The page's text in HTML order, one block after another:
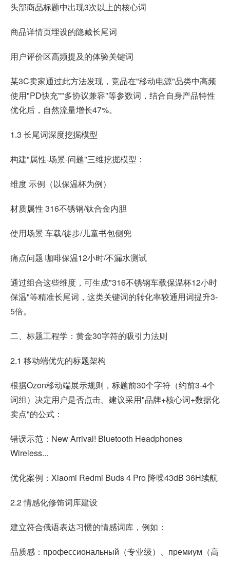
头部商品标题中出现3次以上的核心词
商品详情页埋设的隐藏长尾词
用户评价区高频提及的体验关键词
某3C卖家通过此方法发现，竞品在"移动电源"品类中高频
使用"PD快充""多协议兼容"等参数词，结合自身产品特性
优化后，自然流量增长47%。
1.3 长尾词深度挖掘模型
构建"属性-场景-问题"三维挖掘模型：
维度 示例（以保温杯为例）
材质属性 316不锈钢/钛合金内胆
使用场景 车载/徒步/儿童书包侧兜
痛点问题 咖啡保温12小时/不漏水测试
通过组合这些维度，可生成"316不锈钢车载保温杯12小时
保温"等精准长尾词，这类关键词的转化率较通用词提升3-
5倍。
二、标题工程学：黄金30字符的吸引力法则
2.1 移动端优先的标题架构
根据Ozon移动端展示规则，标题前30个字符（约前3-4个
词组）决定用户是否点击。建议采用"品牌+核心词+数据化
卖点"的公式：
错误示范：New Arrival! Bluetooth Headphones
Wireless...
优化案例：Xiaomi Redmi Buds 4 Pro 降噪43dB 36H续航
2.2 情感化修饰词库建设
建立符合俄语表达习惯的情感词库，例如：
品质感：профессиональный（专业级）、премиум（高